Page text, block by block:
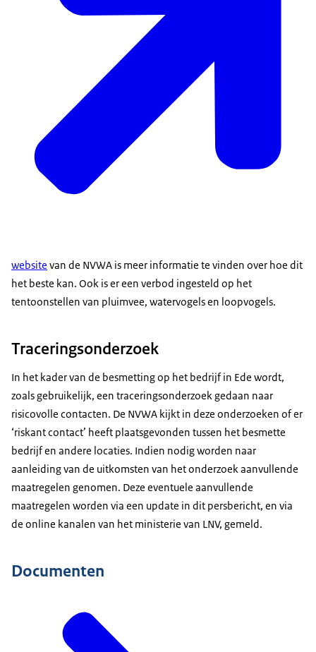
website van de NVWA is meer informatie te vinden over hoe dit
het beste kan. Ook is er een verbod ingesteld op het
tentoonstellen van pluimvee, watervogels en loopvogels.
Traceringsonderzoek
In het kader van de besmetting op het bedrijf in Ede wordt,
zoals gebruikelijk, een traceringsonderzoek gedaan naar
risicovolle contacten. De NVWA kijkt in deze onderzoeken of er
‘riskant contact’ heeft plaatsgevonden tussen het besmette
bedrijf en andere locaties. Indien nodig worden naar
aanleiding van de uitkomsten van het onderzoek aanvullende
maatregelen genomen. Deze eventuele aanvullende
maatregelen worden via een update in dit persbericht, en via
de online kanalen van het ministerie van LNV, gemeld.
Documenten